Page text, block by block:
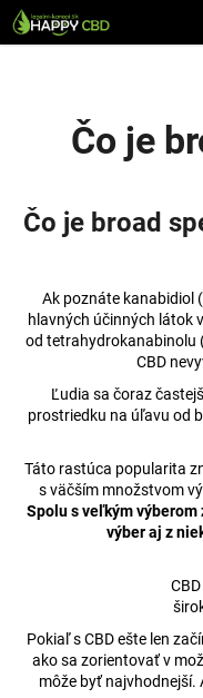
Prejsť
na
Čo je
Čo je broad
Ak poznáte kanabidiol
hlavných účinných látok
od tetrahydrokanabinolu
CBD
Ľudia sa čoraz
prostriedku na úľavu od
Táto rastúca popularita
s väčším množstvom
Spolu s veľkým výberom
výber aj z
Pokiaľ s CBD ešte len
ako sa zorientovať v
môže byť najvhodnejší.
K
o
o
t
b
u
e
e
n
?